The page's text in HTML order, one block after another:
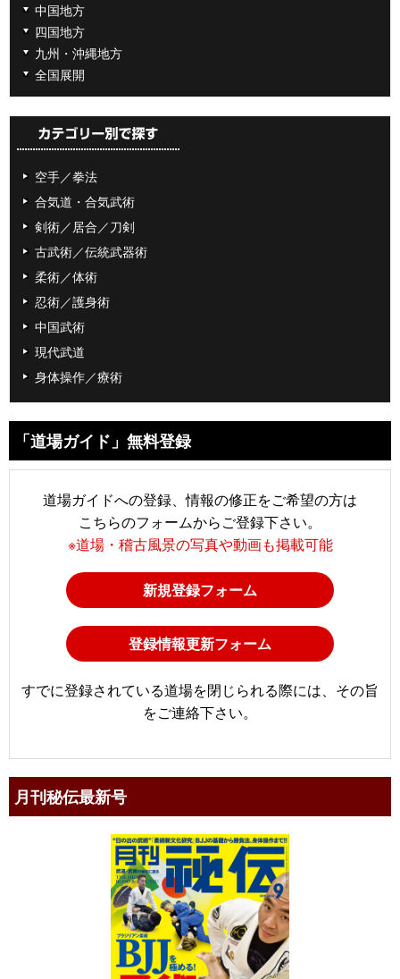
中国地方
四国地方
九州・沖縄地方
全国展開
空手／拳法
合気道・合気武術
剣術／居合／刀剣
古武術／伝統武器術
柔術／体術
忍術／護身術
中国武術
現代武道
身体操作／療術
「道場ガイド」無料登録
道場ガイドへの登録、情報の修正をご希望の方は
こちらのフォームからご登録下さい。
※道場・稽古風景の写真や動画も掲載可能
新規登録フォーム
登録情報更新フォーム
すでに登録されている道場を閉じられる際には、その旨
をご連絡下さい。
月刊秘伝最新号